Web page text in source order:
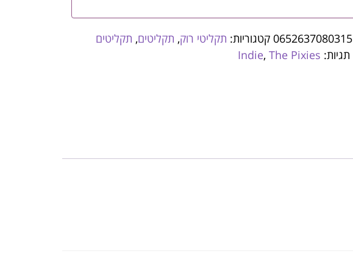
0652637080315 קטגוריות: תקליטי רוק, תקליטים, תקליטים
תגיות: Indie, The Pixies